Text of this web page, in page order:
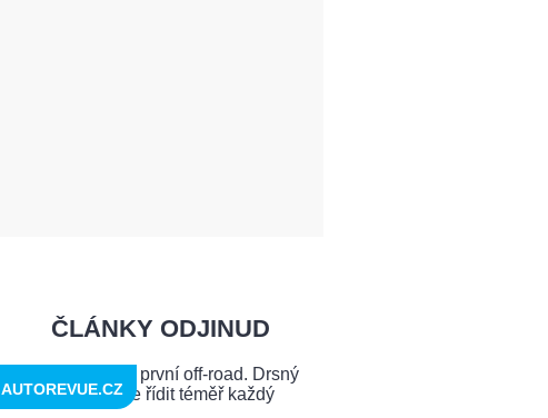
ČLÁNKY ODJINUD
AUTOREVUE.CZ